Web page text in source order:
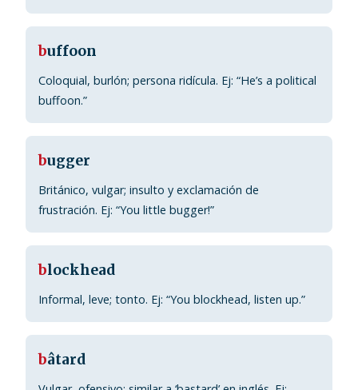
buffoon
Coloquial, burlón; persona ridícula. Ej: “He’s a political
buffoon.”
bugger
Británico, vulgar; insulto y exclamación de
frustración. Ej: “You little bugger!”
blockhead
Informal, leve; tonto. Ej: “You blockhead, listen up.”
bâtard